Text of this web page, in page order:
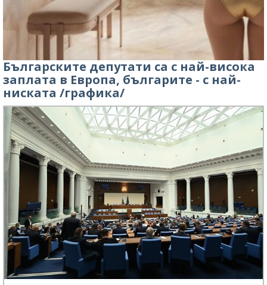
Българските депутати са с най-висока
заплата в Европа, българите - с най-
ниската /графика/